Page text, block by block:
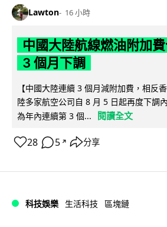
Lawton 16 小時
中國大陸航線燃油附加
3 個月下調
【中國大陸連續 3 個月減附加費，相反
陸多家航空公司自 8 月 5 日起再度下調
為年內連續第 3 個...
閱讀全文
28 5 ↗ 分享
科技娛樂 生活科技 區塊鏈